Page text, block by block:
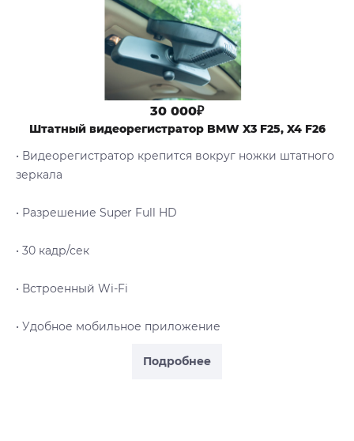
Подробнее
30 000₽
Штатный видеорегистратор BMW X3 F25, X4 F26
• Видеорегистратор крепится вокруг ножки штатного
зеркала
• Разрешение Super Full HD
• 30 кадр/сек
• Встроенный Wi-Fi
• Удобное мобильное приложение